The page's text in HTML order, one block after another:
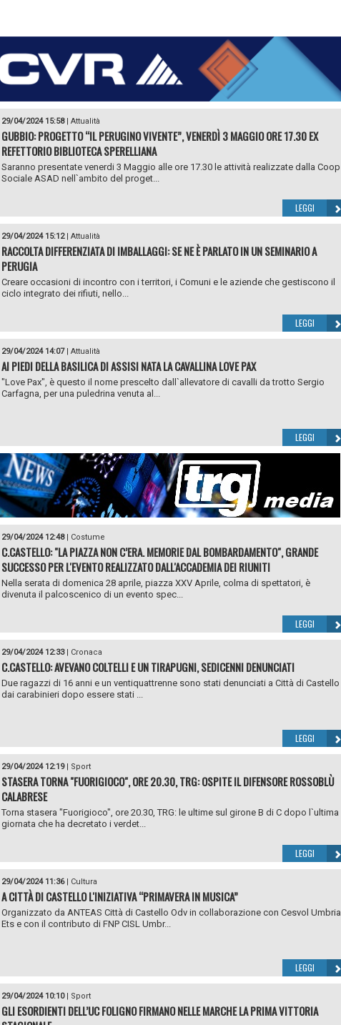
29/04/2024 15:58| Attualità
GUBBIO: PROGETTO “IL PERUGINO VIVENTE”, VENERDÌ 3 MAGGIO ORE 17.30 EX
REFETTORIO BIBLIOTECA SPERELLIANA
Saranno presentate venerdi 3 Maggio alle ore 17.30 le attività realizzate dalla Coop
Sociale ASAD nell`ambito del proget...
LEGGI
29/04/2024 15:12| Attualità
RACCOLTA DIFFERENZIATA DI IMBALLAGGI: SE NE È PARLATO IN UN SEMINARIO A
PERUGIA
Creare occasioni di incontro con i territori, i Comuni e le aziende che gestiscono il
ciclo integrato dei rifiuti, nello...
LEGGI
29/04/2024 14:07| Attualità
AI PIEDI DELLA BASILICA DI ASSISI NATA LA CAVALLINA LOVE PAX
"Love Pax", è questo il nome prescelto dall`allevatore di cavalli da trotto Sergio
Carfagna, per una puledrina venuta al...
LEGGI
29/04/2024 12:48| Costume
C.CASTELLO: "LA PIAZZA NON C’ERA. MEMORIE DAL BOMBARDAMENTO", GRANDE
SUCCESSO PER L'EVENTO REALIZZATO DALL'ACCADEMIA DEI RIUNITI
Nella serata di domenica 28 aprile, piazza XXV Aprile, colma di spettatori, è
divenuta il palcoscenico di un evento spec...
LEGGI
29/04/2024 12:33| Cronaca
C.CASTELLO: AVEVANO COLTELLI E UN TIRAPUGNI, SEDICENNI DENUNCIATI
Due ragazzi di 16 anni e un ventiquattrenne sono stati denunciati a Città di Castello
dai carabinieri dopo essere stati ...
LEGGI
29/04/2024 12:19| Sport
STASERA TORNA "FUORIGIOCO", ORE 20.30, TRG: OSPITE IL DIFENSORE ROSSOBLÙ
CALABRESE
Torna stasera "Fuorigioco", ore 20.30, TRG: le ultime sul girone B di C dopo l`ultima
giornata che ha decretato i verdet...
LEGGI
29/04/2024 11:36| Cultura
A CITTÀ DI CASTELLO L'INIZIATIVA “PRIMAVERA IN MUSICA”
Organizzato da ANTEAS Città di Castello Odv in collaborazione con Cesvol Umbria
Ets e con il contributo di FNP CISL Umbr...
LEGGI
29/04/2024 10:10| Sport
GLI ESORDIENTI DELL’UC FOLIGNO FIRMANO NELLE MARCHE LA PRIMA VITTORIA